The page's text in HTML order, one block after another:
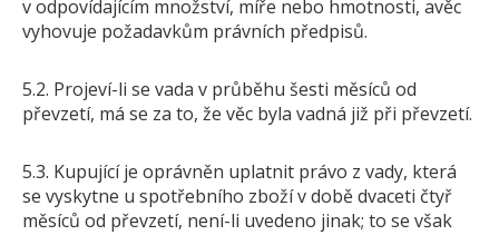
v odpovídajícím množství, míře nebo hmotnosti, avěc
vyhovuje požadavkům právních předpisů.
5.2. Projeví-li se vada v průběhu šesti měsíců od
převzetí, má se za to, že věc byla vadná již při převzetí.
5.3. Kupující je oprávněn uplatnit právo z vady, která
se vyskytne u spotřebního zboží v době dvaceti čtyř
měsíců od převzetí, není-li uvedeno jinak; to se však